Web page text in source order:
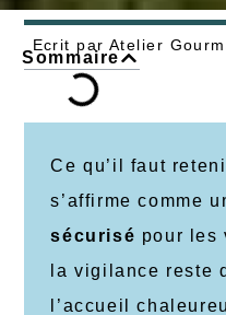
Ecrit par Atelier
Sommaire
Ce qu’il faut
s’affirme comme
sécurisé pour les
la vigilance reste
l’accueil